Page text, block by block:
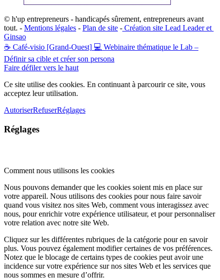
© h'up entrepreneurs - handicapés sûrement, entrepreneurs avant
tout. - Mentions légales - Plan de site - ​Création site ​​Lead Leader​ et ​
G​insao
☕ Café-visio [Grand-Ouest] 💻 Webinaire thématique le Lab –
Définir sa cible et créer son persona
Faire défiler vers le haut
Ce site utilise des cookies. En continuant à parcourir ce site, vous
acceptez leur utilisation.
AutoriserRefuserRéglages
Réglages
Comment nous utilisons les cookies
Nous pouvons demander que les cookies soient mis en place sur
votre appareil. Nous utilisons des cookies pour nous faire savoir
quand vous visitez nos sites Web, comment vous interagissez avec
nous, pour enrichir votre expérience utilisateur, et pour personnaliser
votre relation avec notre site Web.
Cliquez sur les différentes rubriques de la catégorie pour en savoir
plus. Vous pouvez également modifier certaines de vos préférences.
Notez que le blocage de certains types de cookies peut avoir une
incidence sur votre expérience sur nos sites Web et les services que
nous sommes en mesure d’offrir.